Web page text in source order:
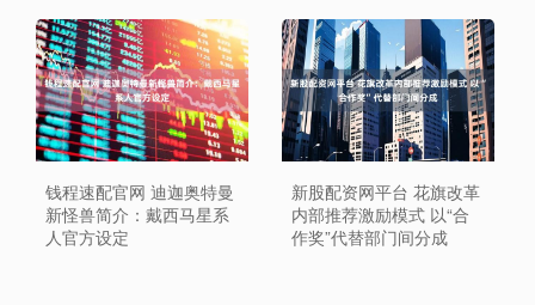
钱程速配官网 迪迦奥特曼
新怪兽简介：戴西马星系
人官方设定
新股配资网平台 花旗改革
内部推荐激励模式 以“合
作奖”代替部门间分成